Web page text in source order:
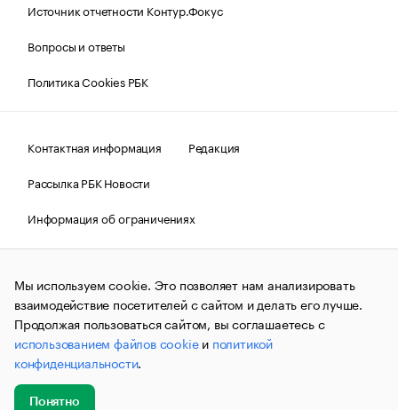
Источник отчетности Контур.Фокус
Вопросы и ответы
Политика Cookies РБК
Контактная информация
Редакция
Рассылка РБК Новости
Информация об ограничениях
Правовая информация
О соблюдении авторских прав
© АО «РОСБИЗНЕСКОНСАЛТИНГ»,1995–2026.Сообщения
и материалы информационного агентства «РБК»
(зарегистрировано Федеральной службой по надзору в сфере
связи, информационных технологий и массовых
коммуникаций (Роскомнадзор) 09.12.2015 за номером ИА
№ФС77-63848) сопровождаются пометкой «РБК». Отдельные
публикации могут содержать информацию,
не предназначенную для пользователей
до 18 лет.
Мы используем cookie. Это позволяет нам анализировать
взаимодействие посетителей с сайтом и делать его лучше.
Продолжая пользоваться сайтом, вы соглашаетесь с
использованием файлов cookieи политикой
конфиденциальности.
Понятно